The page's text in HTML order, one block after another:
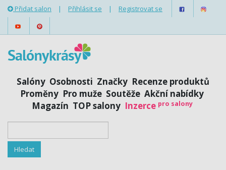
Přidat salon | Přihlásit se | Registrovat se
Salóny Osobnosti Značky Recenze produktů
Proměny Pro muže Soutěže Akční nabídky
Magazín TOP salony Inzerce pro salony